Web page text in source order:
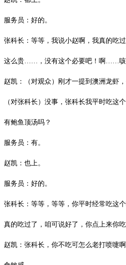
服务员：好的。
张科长：等等，我说小赵啊，我真的吃
这么贵 ……，没有这个必要吧！啊……
赵凯：（对观众）刚才一提到澳洲龙虾
（对张科长）没事，张科长我平时吃这
有鲍鱼顶汤吗？
服务员：有。
赵凯：也上。
服务员：好的。
张科长：等等，等等，你平时经常吃这
真的吃过了，咱可说好了，你点上来你
赵凯：张科长，你不吃可怎么老打喷嚏